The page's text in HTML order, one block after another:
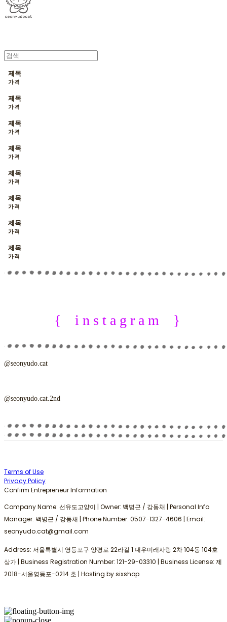
제목
가격
제목
가격
제목
가격
제목
가격
제목
가격
제목
가격
제목
가격
제목
가격
{ i n s t a g r a m }
@seonyudo.cat
@seonyudo.cat.2nd
Terms of Use
Privacy Policy
Confirm Entrepreneur Information
Company Name: 선유도고양이 | Owner: 백병근 / 강동채 | Personal Info
Manager: 백병근 / 강동채 | Phone Number: 0507-1327-4606 | Email:
seonyudo.cat@gmail.com
Address: 서울특별시 영등포구 양평로 22라길 1 대우미래사랑 2차 104동 104호
상가 | Business Registration Number: 121-29-03310 | Business License: 제
2018-서울영등포-0214 호 | Hosting by sixshop